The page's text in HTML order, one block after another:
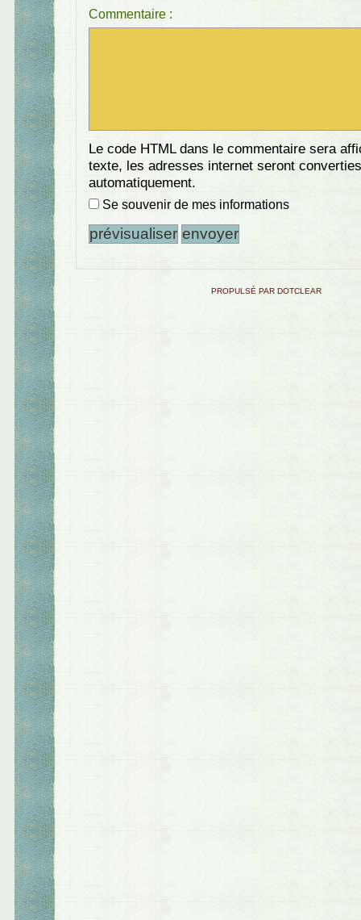
Commentaire :
Le code HTML dans le commentaire sera
texte, les adresses internet seront converties
automatiquement.
Se souvenir de mes informations
PROPULSÉ PAR DOTCLEAR